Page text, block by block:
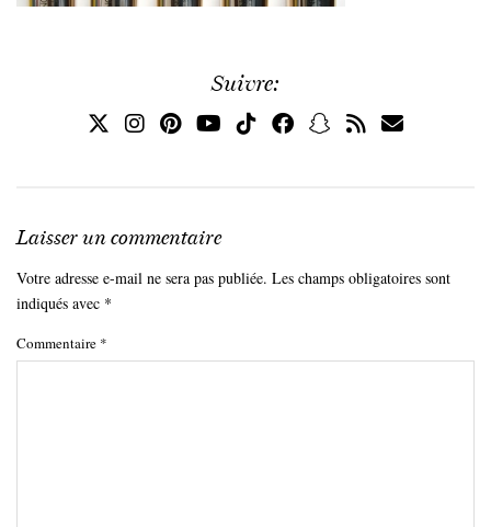
Suivre:
Laisser un commentaire
Votre adresse e-mail ne sera pas publiée. Les champs obligatoires sont
indiqués avec *
Commentaire *